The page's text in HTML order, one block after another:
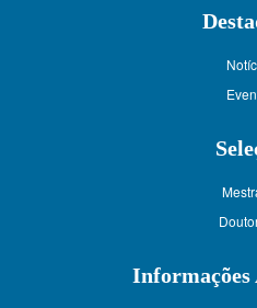
Informações